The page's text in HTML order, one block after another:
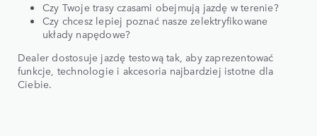
Czy Twoje trasy czasami obejmują jazdę w terenie?
Czy chcesz lepiej poznać nasze zelektryfikowane
układy napędowe?
Dealer dostosuje jazdę testową tak, aby zaprezentować
funkcje, technologie i akcesoria najbardziej istotne dla
Ciebie.